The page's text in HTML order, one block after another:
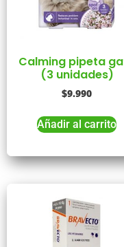
Calming pipeta
(3 unidades)
$9.990
Añadir al carrito